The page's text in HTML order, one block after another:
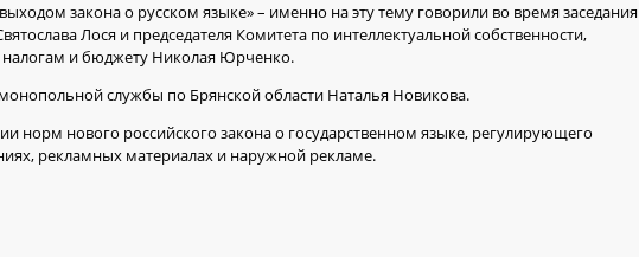
закона о русском языке» – именно на эту тему говорили во время заседания
Лося и председателя Комитета по интеллектуальной собственности,
и бюджету Николая Юрченко.
службы по Брянской области Наталья Новикова.
норм нового российского закона о государственном языке, регулирующего
рекламных материалах и наружной рекламе.